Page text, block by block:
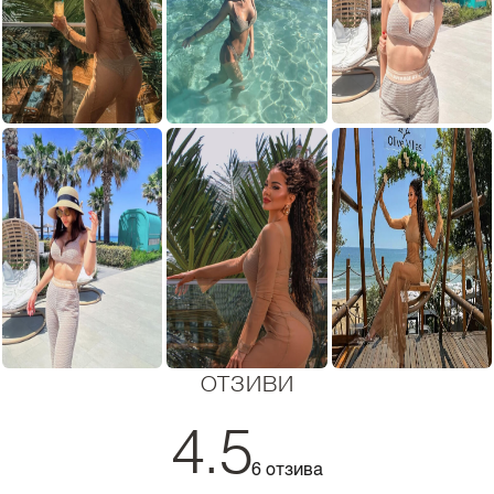
ОТЗИВИ
4.56 отзива